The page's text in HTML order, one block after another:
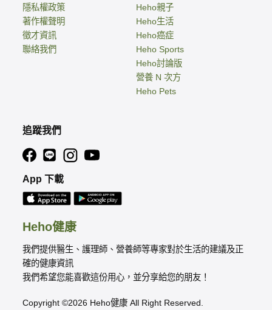
Heho健康
我們提供醫生、護理師、營養師等專家對於生活的建議及正
確的健康資訊
我們希望您能喜歡這份用心，並分享給您的朋友！
Copyright ©2026 Heho健康 All Right Reserved.
隱私權政策
著作權聲明
徵才資訊
聯絡我們
Heho親子
Heho生活
Heho癌症
Heho Sports
Heho討論版
營養 N 次方
Heho Pets
追蹤我們
App 下載